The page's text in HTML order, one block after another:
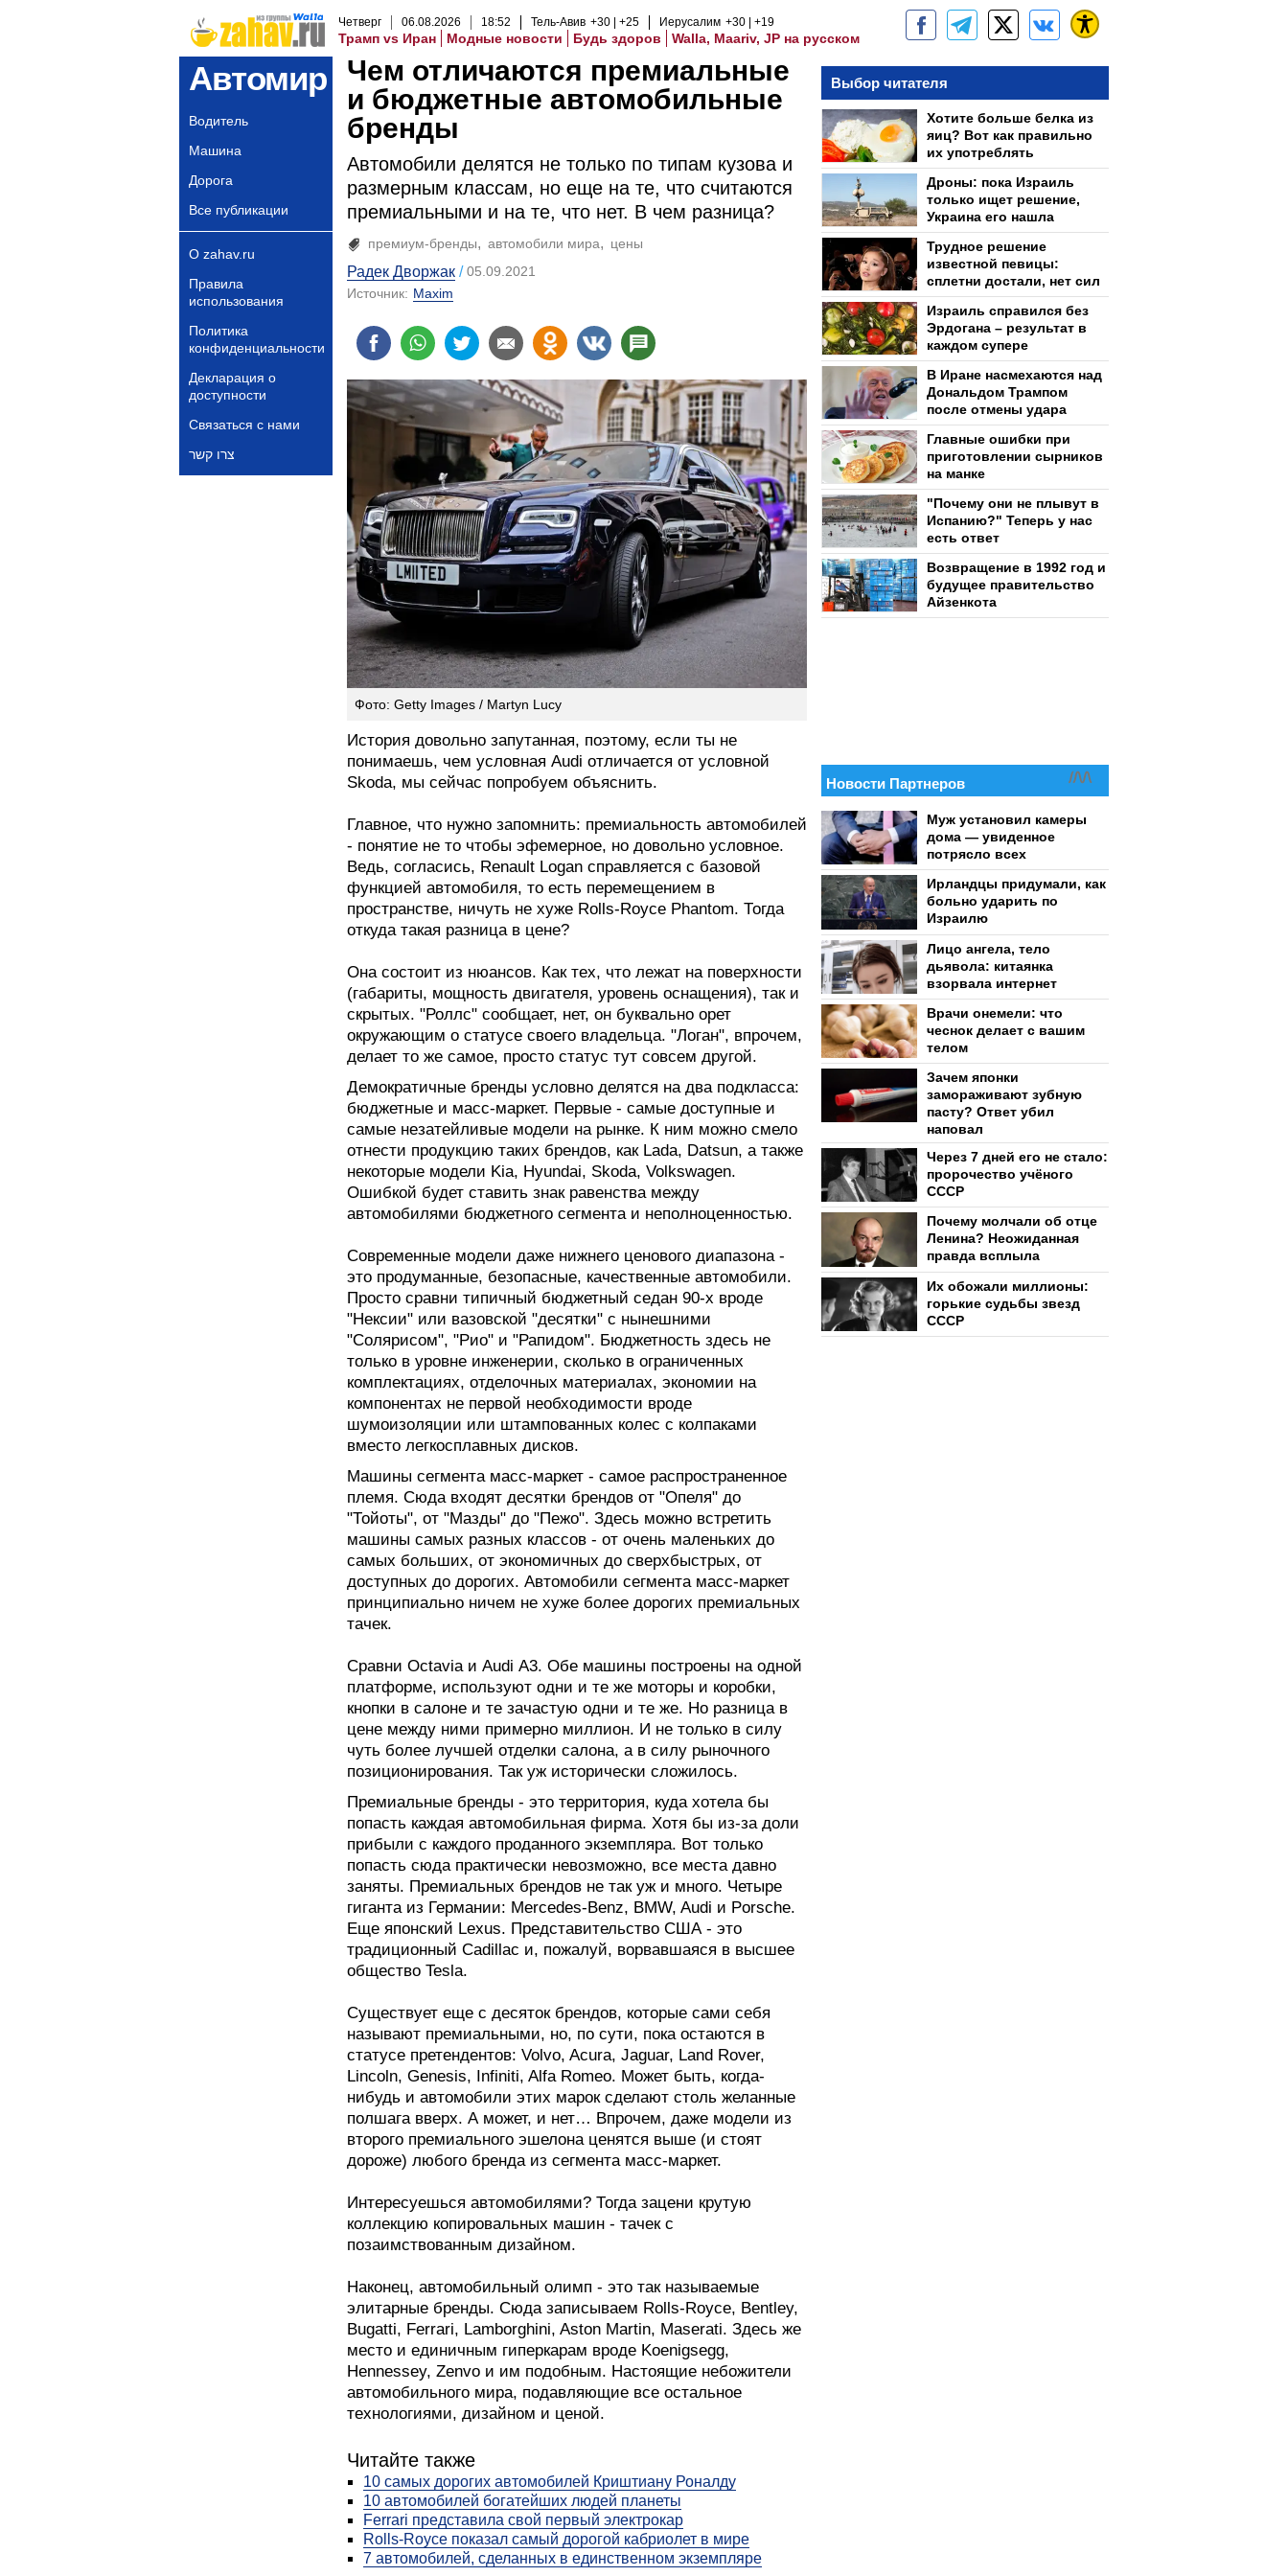
Четверг 06.08.2026 18:52 Тель-Авив +30 +25 Иерусалим +30 +19
Трамп vs Иран Модные новости Будь здоров Walla, Maariv, JP на русском
Автомир
Водитель
Машина
Дорога
Все публикации
О zahav.ru
Правила
использования
Политика
конфиденциальности
Декларация о
доступности
Связаться с нами
צרו קשר
Чем отличаются премиальные
и бюджетные автомобильные
бренды
Автомобили делятся не только по типам кузова и
размерным классам, но еще на те, что считаются
премиальными и на те, что нет. В чем разница?
премиум-бренды автомобили мира цены
Радек Дворжак
05.09.2021
Источник: Maxim
Фото: Getty Images / Martyn Lucy
История довольно запутанная, поэтому, если ты не
понимаешь, чем условная Audi отличается от условной
Skoda, мы сейчас попробуем объяснить.
Главное, что нужно запомнить: премиальность автомобилей
- понятие не то чтобы эфемерное, но довольно условное.
Ведь, согласись, Renault Logan справляется с базовой
функцией автомобиля, то есть перемещением в
пространстве, ничуть не хуже Rolls-Royce Phantom. Тогда
откуда такая разница в цене?
Она состоит из нюансов. Как тех, что лежат на поверхности
(габариты, мощность двигателя, уровень оснащения), так и
скрытых. "Роллс" сообщает, нет, он буквально орет
окружающим о статусе своего владельца. "Логан", впрочем,
делает то же самое, просто статус тут совсем другой.
Демократичные бренды условно делятся на два подкласса:
бюджетные и масс-маркет. Первые - самые доступные и
самые незатейливые модели на рынке. К ним можно смело
отнести продукцию таких брендов, как Lada, Datsun, а также
некоторые модели Kia, Hyundai, Skoda, Volkswagen.
Ошибкой будет ставить знак равенства между
автомобилями бюджетного сегмента и неполноценностью.
Современные модели даже нижнего ценового диапазона -
это продуманные, безопасные, качественные автомобили.
Просто сравни типичный бюджетный седан 90-х вроде
"Нексии" или вазовской "десятки" с нынешними
"Солярисом", "Рио" и "Рапидом". Бюджетность здесь не
только в уровне инженерии, сколько в ограниченных
комплектациях, отделочных материалах, экономии на
компонентах не первой необходимости вроде
шумоизоляции или штампованных колес с колпаками
вместо легкосплавных дисков.
Машины сегмента масс-маркет - самое распространенное
племя. Сюда входят десятки брендов от "Опеля" до
"Тойоты", от "Мазды" до "Пежо". Здесь можно встретить
машины самых разных классов - от очень маленьких до
самых больших, от экономичных до сверхбыстрых, от
доступных до дорогих. Автомобили сегмента масс-маркет
принципиально ничем не хуже более дорогих премиальных
тачек.
Сравни Octavia и Audi А3. Обе машины построены на одной
платформе, используют одни и те же моторы и коробки,
кнопки в салоне и те зачастую одни и те же. Но разница в
цене между ними примерно миллион. И не только в силу
чуть более лучшей отделки салона, а в силу рыночного
позиционирования. Так уж исторически сложилось.
Премиальные бренды - это территория, куда хотела бы
попасть каждая автомобильная фирма. Хотя бы из-за доли
прибыли с каждого проданного экземпляра. Вот только
попасть сюда практически невозможно, все места давно
заняты. Премиальных брендов не так уж и много. Четыре
гиганта из Германии: Mercedes-Benz, BMW, Audi и Porsche.
Еще японский Lexus. Представительство США - это
традиционный Cadillac и, пожалуй, ворвавшаяся в высшее
общество Tesla.
Существует еще с десяток брендов, которые сами себя
называют премиальными, но, по сути, пока остаются в
статусе претендентов: Volvo, Acura, Jaguar, Land Rover,
Lincoln, Genesis, Infiniti, Alfa Romeo. Может быть, когда-
нибудь и автомобили этих марок сделают столь желанные
полшага вверх. А может, и нет… Впрочем, даже модели из
второго премиального эшелона ценятся выше (и стоят
дороже) любого бренда из сегмента масс-маркет.
Интересуешься автомобилями? Тогда зацени крутую
коллекцию копировальных машин - тачек с
позаимствованным дизайном.
Наконец, автомобильный олимп - это так называемые
элитарные бренды. Сюда записываем Rolls-Royce, Bentley,
Bugatti, Ferrari, Lamborghini, Aston Martin, Maserati. Здесь же
место и единичным гиперкарам вроде Koenigsegg,
Hennessey, Zenvo и им подобным. Настоящие небожители
автомобильного мира, подавляющие все остальное
технологиями, дизайном и ценой.
Читайте также
10 самых дорогих автомобилей Криштиану Роналду
10 автомобилей богатейших людей планеты
Ferrari представила свой первый электрокар
Rolls-Royce показал самый дорогой кабриолет в мире
7 автомобилей, сделанных в единственном экземпляре
Выбор читателя
Хотите больше белка из
яиц? Вот как правильно
их употреблять
Дроны: пока Израиль
только ищет решение,
Украина его нашла
Трудное решение
известной певицы:
сплетни достали, нет сил
Израиль справился без
Эрдогана – результат в
каждом супере
В Иране насмехаются над
Дональдом Трампом
после отмены удара
Главные ошибки при
приготовлении сырников
на манке
"Почему они не плывут в
Испанию?" Теперь у нас
есть ответ
Возвращение в 1992 год и
будущее правительство
Айзенкота